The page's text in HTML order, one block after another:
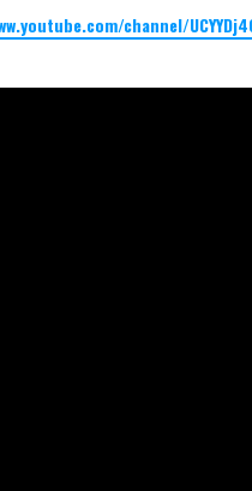
channel/